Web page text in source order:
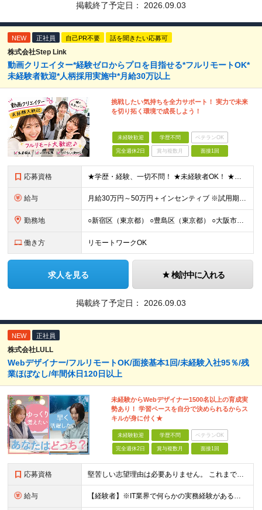
掲載終了予定日： 2026.09.03
NEW 正社員 自己PR不要 話を聞きたい応募可
株式会社Step Link
動画クリエイター*経験ゼロからプロを目指せる*フルリモートOK*
未経験者歓迎*人柄採用実施中*月給30万以上
挑戦したい気持ちを全力サポート！ 実力で未来
を切り拓く環境で成長しよう！
未経験歓迎 学歴不問 ベテランOK
完全週休2日 賞与複数月 面接1回
応募資格 ★学歴・経験、一切不問！ ★未経験者OK！ ★第二新卒も歓迎！ ＜人柄採用を実施中！＞ 弊社では、学歴や経験などは気にせず あなたの持ち前の人柄のみを重視しています。 堅苦しい雰囲気ではありません
給与 ⽉給30万円～50万円＋インセンティブ ※試⽤期間は2ケ⽉（正社員）⽉給25万円～ ☆インセンティブ有 ☆交通費全額支給
勤務地 ○新宿区（東京都） ○豊島区（東京都） ○大阪市（大阪府） ○福岡市（福岡県） ※あなたの経験やスキルに応じて面談時にて ご相談させていただきます。 ※研修先は、クライアント先での研修となります。
働き方 リモートワークOK
求人を見る 検討中に入れる
掲載終了予定日： 2026.09.03
NEW 正社員
株式会社LULL
Webデザイナー/フルリモートOK/面接基本1回/未経験入社95％/残
業ほぼなし/年間休日120日以上
未経験からWebデザイナー1500名以上の育成実
勢あり！ 学習ペースを自分で決められるからス
キルが身に付く★
未経験歓迎 学歴不問 ベテランOK
完全週休2日 賞与複数月 面接1回
応募資格 堅苦しい志望理由は必要ありません。 これまでの経験や経歴よりも、私たちは“これから”を重視します。 ★学歴・経歴不問 ★完全未経験OK ★社会人デビュー歓迎 ★第二新卒OK ＼当てはまる方はぜひご
給与 【経験者】※IT業界で何らかの実務経験がある方 月給35万円～＋業績賞与＋交通費＋各種手当 ※固定残業代（30時間分／6万6,610円～）を含む。超過分は追加支給。 能力やスキルを考慮し、初任給を決定